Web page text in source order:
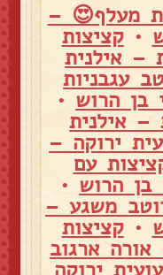
מעלף😍 –
•קציצות
– אילנית
עגבניות
בן הרוש •
– אילנית
ירוקה –
עם
בן הרוש •
משגע –
•קציצות
ארגוב